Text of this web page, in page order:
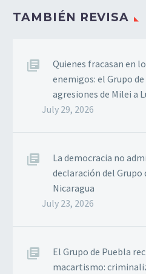
Chile,
TAMBIÉN REVISA
Quienes fracasan en
enemigos: el Grupo
agresiones de Milei a
July 29, 2026
La democracia no
declaración del Grupo
Nicaragua
July 23, 2026
El Grupo de Puebla
macartismo: